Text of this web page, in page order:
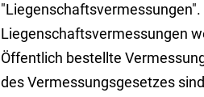
"Liegenschaftsvermessungen".
Liegenschaftsvermessungen
Öffentlich bestellte
des Vermessungsgesetzes